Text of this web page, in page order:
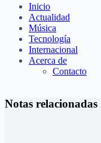
Inicio
Actualidad
Música
Tecnología
Internacional
Acerca de
Contacto
Notas relacionadas